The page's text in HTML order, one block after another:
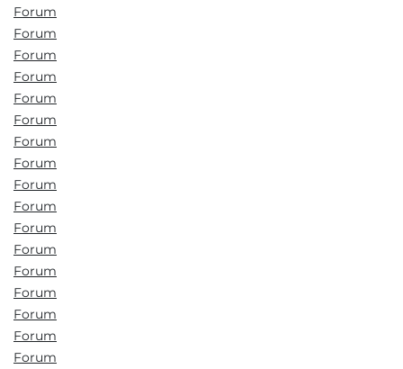
Forum
Forum
Forum
Forum
Forum
Forum
Forum
Forum
Forum
Forum
Forum
Forum
Forum
Forum
Forum
Forum
Forum